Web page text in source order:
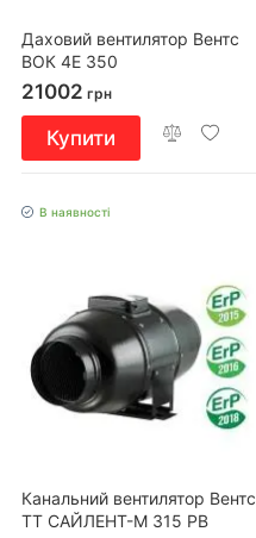
Даховий вентилятор Вентс
ВОК 4Е 350
21002 грн
Купити
В наявності
Канальний вентилятор Вентс
ТТ САЙЛЕНТ-М 315 РВ